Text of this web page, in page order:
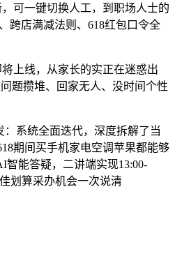
可一键切换人工，到职场人士的
跨店满减法则、618红包口令全
上线，从家长的实正在迷惑出
题攒堆、回家无人、没时间个性
系统全面迭代，深度拆解了当
期间买手机家电空调苹果都能够
能答疑，二讲端实现13:00-
划算采办机会一次说清